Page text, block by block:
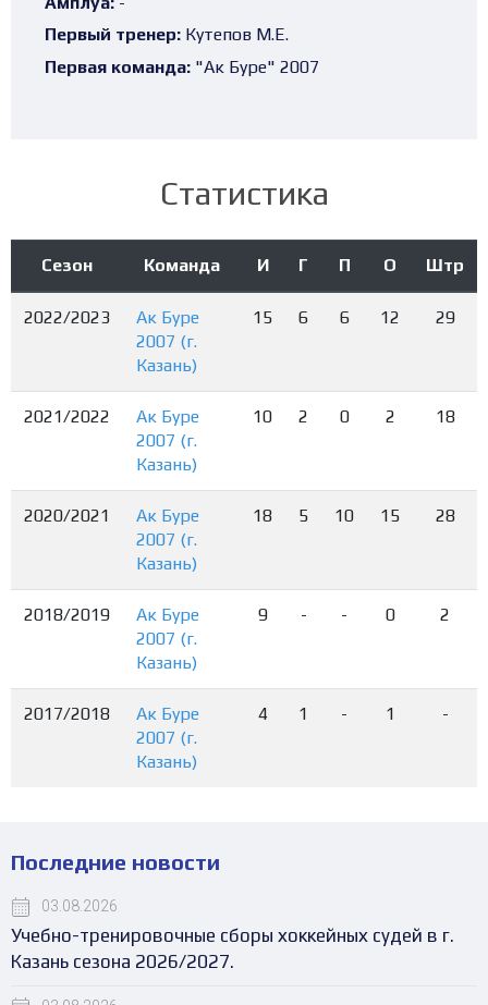
Первый тренер: Кутепов М.Е.
Первая команда: "Ак Буре" 2007
Статистика
Сезон Команда И Г П О Штр
2022/2023
Ак Буре
2007 (г.
Казань)
15 6 6 12 29
2021/2022
Ак Буре
2007 (г.
Казань)
10 2 0 2 18
2020/2021
Ак Буре
2007 (г.
Казань)
18 5 10 15 28
2018/2019
Ак Буре
2007 (г.
Казань)
9 - - 0 2
2017/2018
Ак Буре
2007 (г.
Казань)
4 1 - 1 -
Последние новости
03.08.2026
Учебно-тренировочные сборы хоккейных судей в г.
Казань сезона 2026/2027.